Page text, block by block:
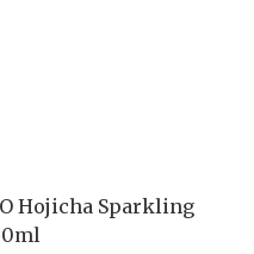
Hojicha Sparkling